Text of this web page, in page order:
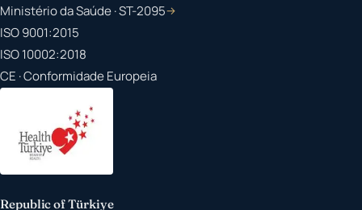
Ministério da Saúde · ST-2095→
ISO 9001:2015
ISO 10002:2018
CE · Conformidade Europeia
Republic of Türkiye